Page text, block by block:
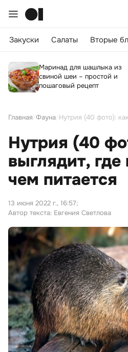
Закуски Салаты Вторые
Маринад для шашлыка из
свиной шеи – простой и
пошаговый рецепт
Главная Фауна
Нутрия (40
выглядит, где
чем питается
13 июня 2022 г., 16:57;
Автор текста: Евгения Светлова